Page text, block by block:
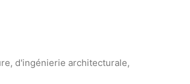
d'ingénierie architecturale,